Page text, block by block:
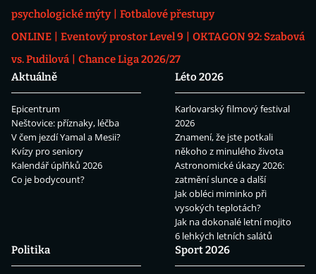
psychologické mýty
Fotbalové přestupy
ONLINE
Eventový prostor Level 9
OKTAGON 92: Szabová
vs. Pudilová
Chance Liga 2026/27
Aktuálně
Epicentrum
Neštovice: příznaky, léčba
V čem jezdí Yamal a Mesii?
Kvízy pro seniory
Kalendář úplňků 2026
Co je bodycount?
Léto 2026
Karlovarský filmový festival
2026
Znamení, že jste potkali
někoho z minulého života
Astronomické úkazy 2026:
zatmění slunce a další
Jak obléci miminko při
vysokých teplotách?
Jak na dokonalé letní mojito
6 lehkých letních salátů
Politika
Sport 2026